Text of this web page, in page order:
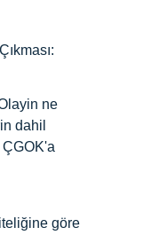
ne
dahil
göre